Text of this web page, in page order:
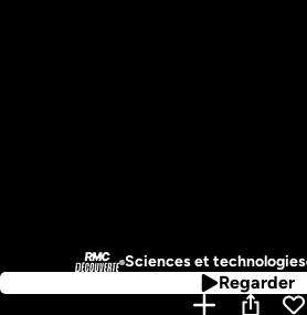
Sciences et technologies
Regarder